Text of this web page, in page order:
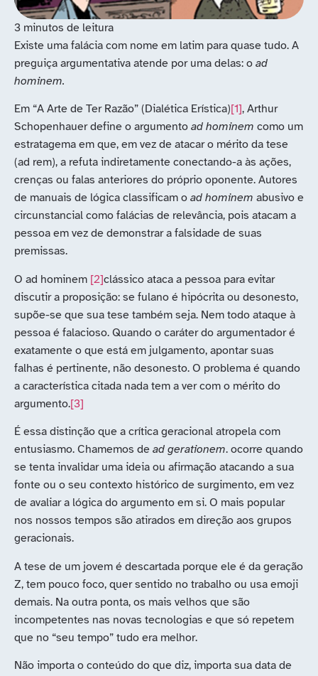
Existe uma falácia com nome em latim para quase tudo. A
preguiça argumentativa atende por uma delas: o ad
hominem.
Em “A Arte de Ter Razão” (Dialética Erística)[1], Arthur
Schopenhauer define o argumento ad hominem como um
estratagema em que, em vez de atacar o mérito da tese
(ad rem), a refuta indiretamente conectando-a às ações,
crenças ou falas anteriores do próprio oponente. Autores
de manuais de lógica classificam o ad hominem abusivo e
circunstancial como falácias de relevância, pois atacam a
pessoa em vez de demonstrar a falsidade de suas
premissas.
O ad hominem [2]clássico ataca a pessoa para evitar
discutir a proposição: se fulano é hipócrita ou desonesto,
supõe-se que sua tese também seja. Nem todo ataque à
pessoa é falacioso. Quando o caráter do argumentador é
exatamente o que está em julgamento, apontar suas
falhas é pertinente, não desonesto. O problema é quando
a característica citada nada tem a ver com o mérito do
argumento.[3]
É essa distinção que a crítica geracional atropela com
entusiasmo. Chamemos de ad gerationem. ocorre quando
se tenta invalidar uma ideia ou afirmação atacando a sua
fonte ou o seu contexto histórico de surgimento, em vez
de avaliar a lógica do argumento em si. O mais popular
nos nossos tempos são atirados em direção aos grupos
geracionais.
A tese de um jovem é descartada porque ele é da geração
Z, tem pouco foco, quer sentido no trabalho ou usa emoji
demais. Na outra ponta, os mais velhos que são
incompetentes nas novas tecnologias e que só repetem
que no “seu tempo” tudo era melhor.
Não importa o conteúdo do que diz, importa sua data de